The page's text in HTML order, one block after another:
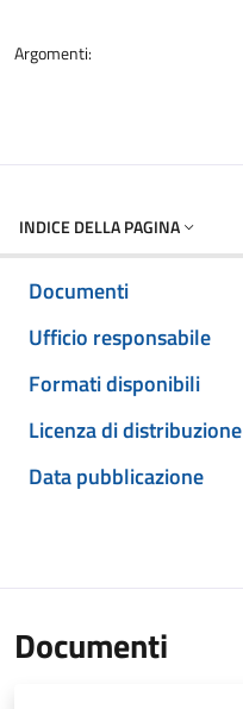
Argomenti:
INDICE DELLA PAGINA
Documenti
Ufficio responsabile
Formati disponibili
Licenza di distribuzione
Data pubblicazione
Documenti